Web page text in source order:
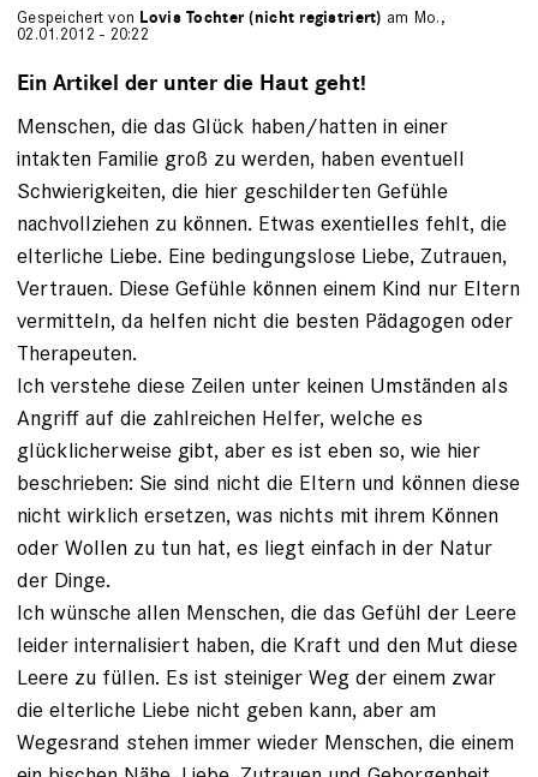
Gespeichert von Lovis Tochter (nicht registriert) am Mo.,
02.01.2012 - 20:22
Ein Artikel der unter die Haut geht!
Menschen, die das Glück haben/hatten in einer
intakten Familie groß zu werden, haben eventuell
Schwierigkeiten, die hier geschilderten Gefühle
nachvollziehen zu können. Etwas exentielles fehlt, die
elterliche Liebe. Eine bedingungslose Liebe, Zutrauen,
Vertrauen. Diese Gefühle können einem Kind nur Eltern
vermitteln, da helfen nicht die besten Pädagogen oder
Therapeuten.
Ich verstehe diese Zeilen unter keinen Umständen als
Angriff auf die zahlreichen Helfer, welche es
glücklicherweise gibt, aber es ist eben so, wie hier
beschrieben: Sie sind nicht die Eltern und können diese
nicht wirklich ersetzen, was nichts mit ihrem Können
oder Wollen zu tun hat, es liegt einfach in der Natur
der Dinge.
Ich wünsche allen Menschen, die das Gefühl der Leere
leider internalisiert haben, die Kraft und den Mut diese
Leere zu füllen. Es ist steiniger Weg der einem zwar
die elterliche Liebe nicht geben kann, aber am
Wegesrand stehen immer wieder Menschen, die einem